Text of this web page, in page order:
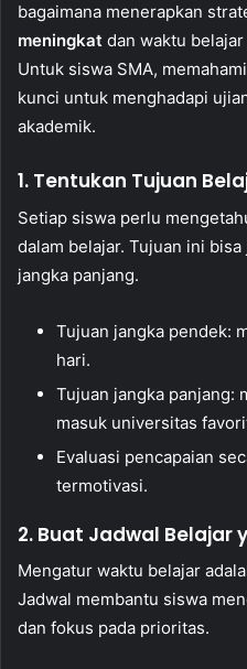
bagaimana menerapkan
meningkat dan waktu
Untuk siswa SMA,
kunci untuk menghadapi
akademik.
1. Tentukan Tujuan
Setiap siswa perlu
dalam belajar. Tujuan ini
jangka panjang.
Tujuan jangka pendek:
hari.
Tujuan jangka panjang:
masuk universitas
Evaluasi pencapaian
termotivasi.
2. Buat Jadwal Belajar
Mengatur waktu belajar
Jadwal membantu siswa
dan fokus pada prioritas.